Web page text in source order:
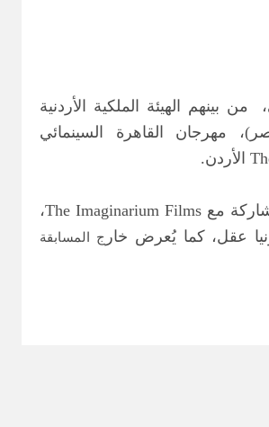
الهيئة الملكية الأردنية
مهرجان القاهرة السينمائي
وفيما شارك في فعاليات المهرجان 4 أفلام عربية، ففي قسم آفاق، ينافس فيلم أميرة للمخرج محمد دياب، وهو من إنتاج فيلم كلينك بالمشاركة مع The Imaginarium Films،
ج المسابقة